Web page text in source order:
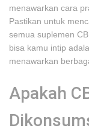
menawarkan cara
Pastikan untuk
semua suplemen
bisa kamu intip
menawarkan
Apakah